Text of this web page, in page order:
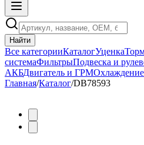
Найти
Все категорииКаталогУценка
системаФильтрыПодвеска и
АКБДвигатель и ГРМОхлаждение
Главная/Каталог/DB78593